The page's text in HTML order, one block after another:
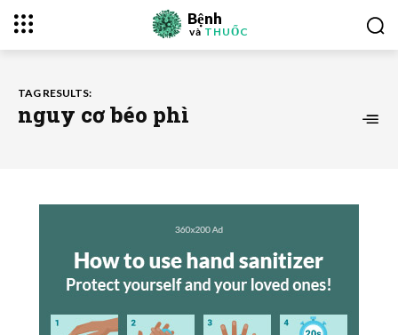
Bệnh
và THUỐC
TAG RESULTS:
nguy cơ béo phì